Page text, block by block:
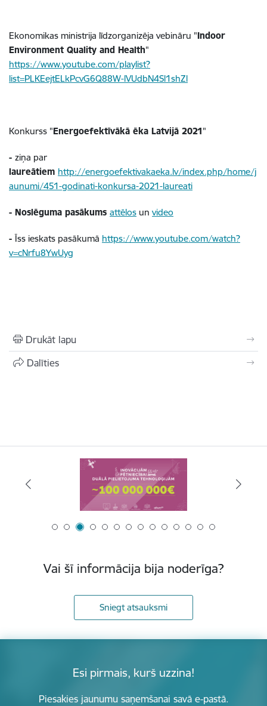
Ekonomikas ministrija līdzorganizēja vebināru "Indoor
Environment Quality and Health"
https://www.youtube.com/playlist?
list=PLKEejtELkPcvG6Q88W-lVUdbN4Sl1shZl
Konkurss "Energoefektīvākā ēka Latvijā 2021"
- ziņa par
laureātiem http://energoefektivakaeka.lv/index.php/home/j
aunumi/451-godinati-konkursa-2021-laureati
- Noslēguma pasākums attēlos un video
-Īss ieskats pasākumā https://www.youtube.com/watch?
v=cNrfu8YwUyg
Drukāt lapu
Dalīties
Vai šī informācija bija noderīga?
Sniegt atsauksmi
Esi pirmais, kurš uzzina!
Piesakies jaunumu saņemšanai savā e-pastā.